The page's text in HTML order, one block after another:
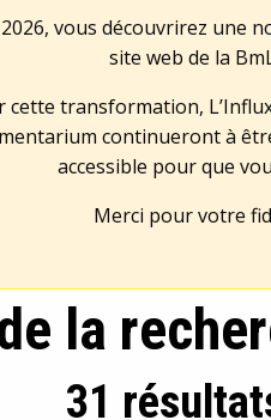
vous découvrirez une
site web de la
cette transformation,
continueront à
accessible pour que
Merci pour votre
la
31